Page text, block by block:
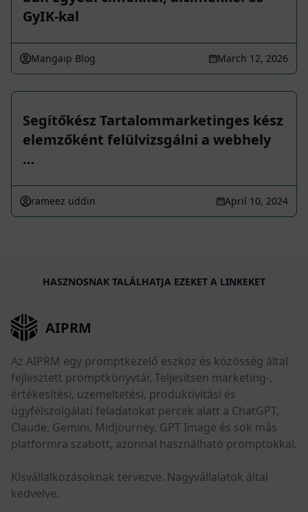
GyIK-kal
Mangaip Blog March 12, 2026
Segítőkész Tartalommarketinges kész
elemzőként felülvizsgálni a webhely
…
rameez uddin April 10, 2024
HASZNOSNAK TALÁLHATJA EZEKET A LINKEKET
AIPRM
Az AIPRM egy promptkezelő eszköz és közösség által
fejlesztett promptkönyvtár. Teljesítsen marketing-,
értékesítési, üzemeltetési, produktivitási és
ügyfélszolgálati feladatokat percek alatt a ChatGPT,
Claude, Gemini, Midjourney, GPT Image és sok más
platformra szabott, azonnal használható promptokkal.
Kisvállalkozásoknak tervezve. Nagyvállalatok által
kedvelve.